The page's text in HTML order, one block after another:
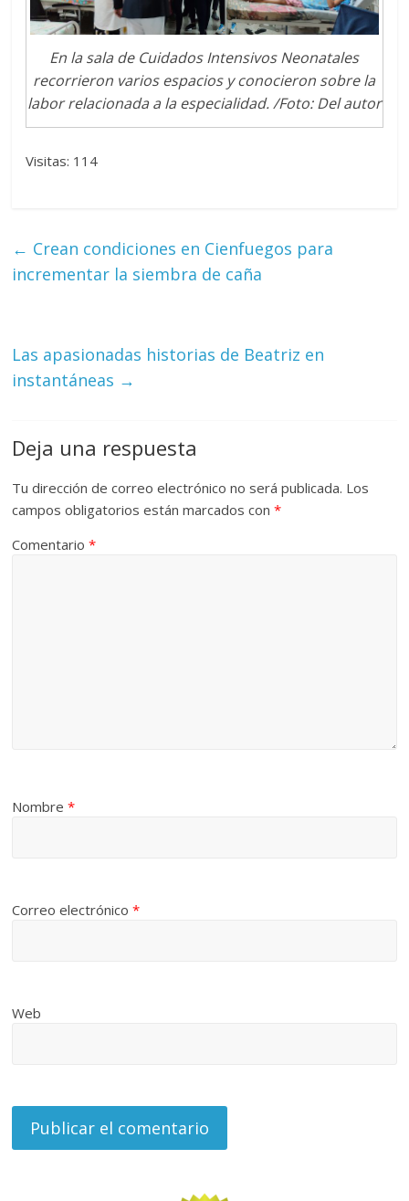
En la sala de Cuidados Intensivos Neonatales
recorrieron varios espacios y conocieron sobre la
labor relacionada a la especialidad. /Foto: Del autor
Visitas: 114
← Crean condiciones en Cienfuegos para
incrementar la siembra de caña
Las apasionadas historias de Beatriz en
instantáneas →
Deja una respuesta
Tu dirección de correo electrónico no será publicada. Los
campos obligatorios están marcados con*
Comentario*
Nombre*
Correo electrónico*
Web